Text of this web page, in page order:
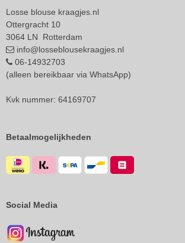
Losse blouse kraagjes.nl
Ottergracht 10
3064 LN Rotterdam
info@losseblousekraagjes.nl
06-14932703
(alleen bereikbaar via WhatsApp)
Kvk nummer: 64169707
Betaalmogelijkheden
Social Media